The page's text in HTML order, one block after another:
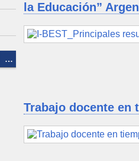
la Educación”
Trabajo docente en